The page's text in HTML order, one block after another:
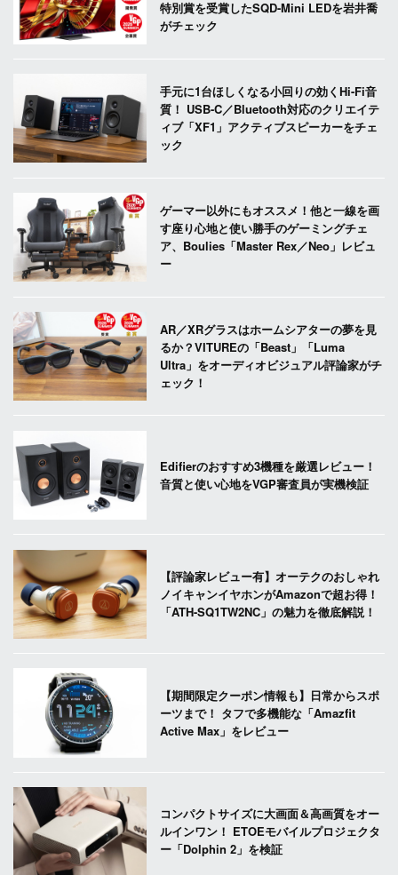
特別賞を受賞したSQD-Mini LEDを岩井喬
がチェック
手元に1台ほしくなる小回りの効くHi-Fi音
質！ USB-C／Bluetooth対応のクリエイテ
ィブ「XF1」アクティブスピーカーをチェ
ック
ゲーマー以外にもオススメ！他と一線を画
す座り心地と使い勝手のゲーミングチェ
ア、Boulies「Master Rex／Neo」レビュ
ー
AR／XRグラスはホームシアターの夢を見
るか？VITUREの「Beast」「Luma
Ultra」をオーディオビジュアル評論家がチ
ェック！
Edifierのおすすめ3機種を厳選レビュー！
音質と使い心地をVGP審査員が実機検証
【評論家レビュー有】オーテクのおしゃれ
ノイキャンイヤホンがAmazonで超お得！
「ATH-SQ1TW2NC」の魅力を徹底解説！
【期間限定クーポン情報も】日常からスポ
ーツまで！ タフで多機能な「Amazfit
Active Max」をレビュー
コンパクトサイズに大画面＆高画質をオー
ルインワン！ ETOEモバイルプロジェクタ
ー「Dolphin 2」を検証